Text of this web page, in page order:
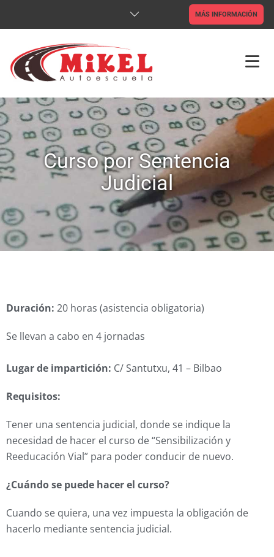
MÁS INFORMACIÓN
INICIO
TIENDA ONLINE
CLASES ONLINE
CAP
ADR
CALENDARIO DE CURSOS
EXÁMENES
TEST ONLINE
CARNETS POR PUNTOS
EMPRESAS
TACÓGRAFO
BLOG
Curso por Sentencia
Judicial
Duración: 20 horas (asistencia obligatoria)
Se llevan a cabo en 4 jornadas
Lugar de impartición: C/ Santutxu, 41 – Bilbao
Requisitos:
Tener una sentencia judicial, donde se indique la
necesidad de hacer el curso de “Sensibilización y
Reeducación Vial” para poder conducir de nuevo.
¿Cuándo se puede hacer el curso?
Cuando se quiera, una vez impuesta la obligación de
hacerlo mediante sentencia judicial.